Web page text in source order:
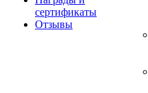
сертификаты
Отзывы